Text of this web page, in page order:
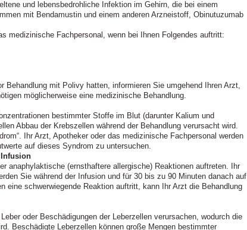
und lebensbedrohliche Infektion im Gehirn, die bei einem
mit Bendamustin und einem anderen Arzneistoff, Obinutuzumab
medizinische Fachpersonal, wenn bei Ihnen Folgendes auftritt:
mit Polivy hatten, informieren Sie umgehend Ihren Arzt,
möglicherweise eine medizinische Behandlung.
bestimmter Stoffe im Blut (darunter Kalium und
Abbau der Krebszellen während der Behandlung verursacht wird.
Ihr Arzt, Apotheker oder das medizinische Fachpersonal werden
auf dieses Syndrom zu untersuchen.
anaphylaktische (ernsthaftere allergische) Reaktionen auftreten. Ihr
Sie während der Infusion und für 30 bis zu 90 Minuten danach auf
eine schwerwiegende Reaktion auftritt, kann Ihr Arzt die Behandlung
oder Beschädigungen der Leberzellen verursachen, wodurch die
Beschädigte Leberzellen können große Mengen bestimmter